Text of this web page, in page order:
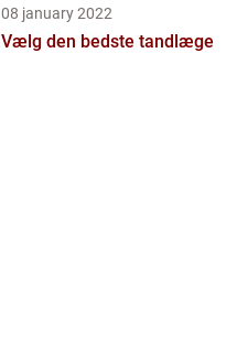
08 january 2022
Vælg den bedste tandlæge